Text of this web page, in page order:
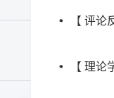
【 评
【 理